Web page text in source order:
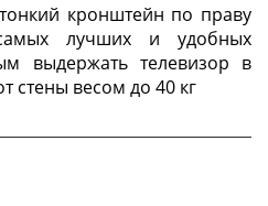
кронштейн по праву
лучших и удобных
выдержать телевизор в
стены весом до 40 кг